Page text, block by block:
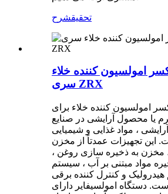
تحقیقشرح
امولسیون کننده خلاء
سری ZRX
امولسیون کننده خلاء برای
یا محصول آرایشی در صنایع
، مواد غذایی و شیمیایی
این تجهیزات عمدتاً از مخزن
مخزن به ذخیره سازی روغن ،
مواد مبتنی بر آب ، سیستم
و کنترل کننده برقی
دستگاه امولسیفایر دارای